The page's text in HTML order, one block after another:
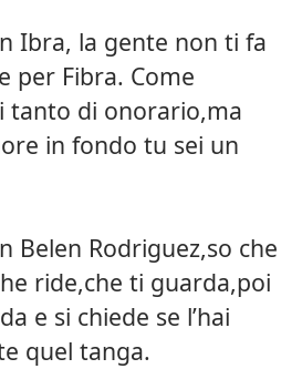
Ibra, la gente non ti fa
per Fibra. Come
tanto di onorario,ma
in fondo tu sei un
Belen Rodriguez,so che
ride,che ti guarda,poi
e si chiede se l’hai
quel tanga.